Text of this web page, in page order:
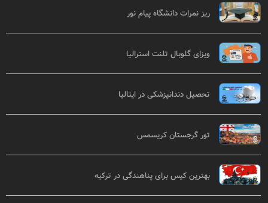
ریز نمرات دانشگاه پیام نور
ویزای گلوبال تلنت استرالیا
تحصیل دندانپزشکی در ایتالیا
تور گرجستان کریسمس
بهترین کیس برای پناهندگی در ترکیه